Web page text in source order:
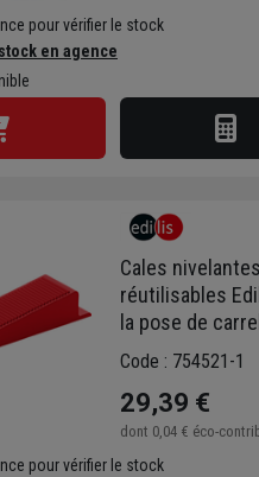
pour vérifier le stock
en agence
Cales nivelantes
réutilisables
la pose de
grand format -
Code : 754521-1
29,39 €
dont 0,04 € éco-
pour vérifier le stock